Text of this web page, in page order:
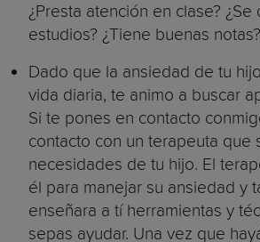
¿Presta atención en clase?
estudios? ¿Tiene buenas notas?
Dado que la ansiedad de tu
vida diaria, te animo a buscar
Si te pones en contacto
contacto con un terapeuta que
necesidades de tu hijo. El
él para manejar su ansiedad y
enseñara a tí herramientas y
sepas ayudar. Una vez que